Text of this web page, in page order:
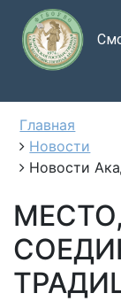
Главная
Новости
Новости